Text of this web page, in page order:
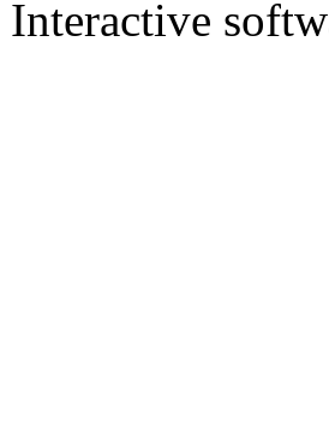
Interactive